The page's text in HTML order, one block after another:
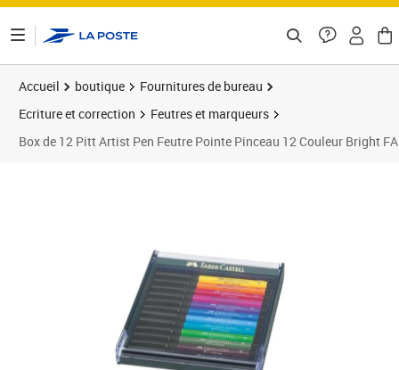
Accueil boutique
Fournitures de bureau
Ecriture et correction
Feutres et marqueurs
Box de 12 Pitt Artist Pen Feutre Pointe Pinceau 12 Couleur Bright